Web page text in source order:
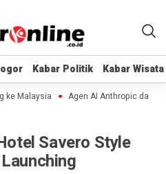
Kabar Politik Kabar Wisata
Kabar Politik Kabar Wisata
Malaysia Agen AI Anthropic dan
Savero Style